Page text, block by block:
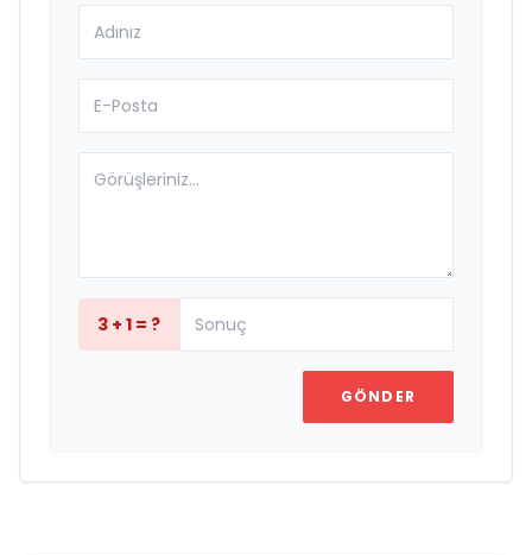
3 + 1 = ?
GÖNDER